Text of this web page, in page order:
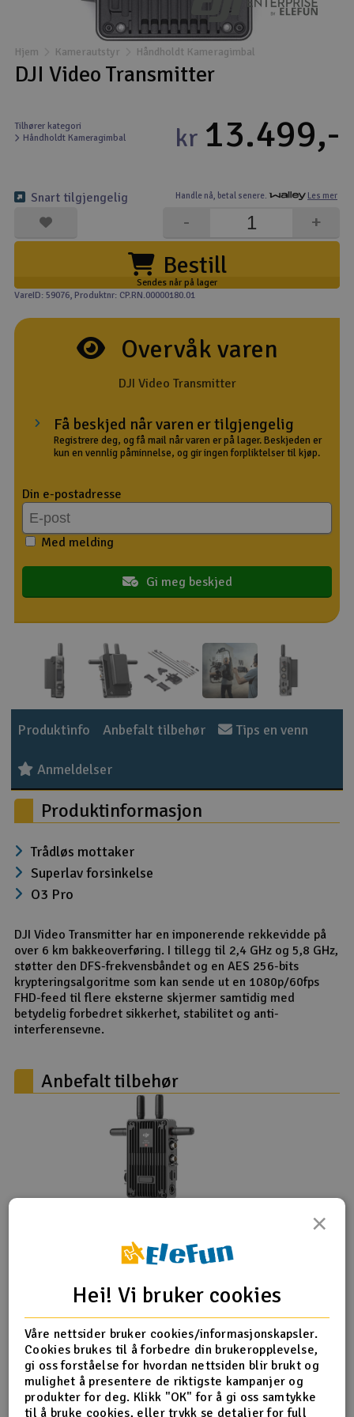
Droner
Fly
Helikopter
Kamerautstyr
Modellbygging, LEGO & byggesett
Modelljernbane
Motor & tilbehør
Radioutstyr
Smarthjem, lek & hobby
Solenergi
Sparkesykler & elkjøretøy
Verktøy, utstyr & tilbehør
Gavekort
Hjem Kamerautstyr Håndholdt Kameragimbal
DJI Video Transmitter
Tilhører kategori
Håndholdt Kameragimbal
Handle nå, betal senere. Les mer
kr 13.499,-
Bestill
Sendes når på lager
+
-
Snart tilgjengelig
VareID: 59076, Produktnr: CP.RN.00000180.01
Overvåk varen
DJI Video Transmitter
Få beskjed når varen er tilgjengelig
Registrere deg, og få mail når varen er på lager. Beskjeden er
kun en vennlig påminnelse, og gir ingen forpliktelser til kjøp.
Din e-postadresse
Med melding
Gi meg beskjed
Produktinfo Anbefalt tilbehør Tips en venn
Anmeldelser
Produktinformasjon
Trådløs mottaker
Superlav forsinkelse
O3 Pro
DJI Video Transmitter har en imponerende rekkevidde på
over 6 km bakkeoverføring. I tillegg til 2,4 GHz og 5,8 GHz,
støtter den DFS-frekvensbåndet og en AES 256-bits
krypteringsalgoritme som kan sende ut en 1080p/60fps
FHD-feed til flere eksterne skjermer samtidig med
betydelig forbedret sikkerhet, stabilitet og anti-
interferensevne.
Anbefalt tilbehør
16.489,-
Kjøp
1 på lager
×
Hei! Vi bruker cookies
Våre nettsider bruker cookies/informasjonskapsler.
Cookies brukes til å forbedre din brukeropplevelse,
gi oss forståelse for hvordan nettsiden blir brukt og
mulighet å presentere de riktigste kampanjer og
produkter for deg. Klikk "OK" for å gi oss samtykke
til å bruke cookies, eller trykk se detaljer for full